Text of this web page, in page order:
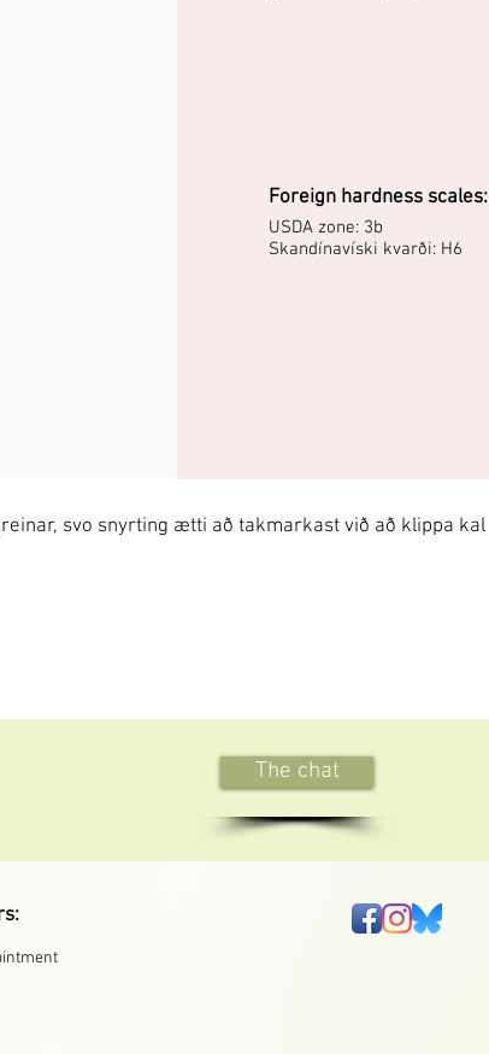
Foreign hardness scales:
USDA zone: 3b
Skandínavíski kvarði: H6
svo snyrting ætti að takmarkast við að klippa kal
The chat